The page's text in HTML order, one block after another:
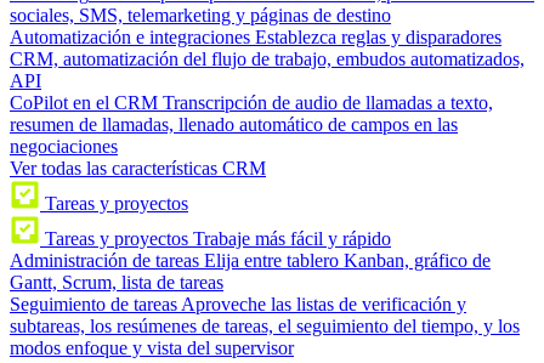
sociales, SMS, telemarketing y páginas de destino
Automatización e integraciones Establezca reglas y disparadores
CRM, automatización del flujo de trabajo, embudos automatizados,
API
CoPilot en el CRM Transcripción de audio de llamadas a texto,
resumen de llamadas, llenado automático de campos en las
negociaciones
Ver todas las características CRM
Tareas y proyectos
Tareas y proyectos Trabaje más fácil y rápido
Administración de tareas Elija entre tablero Kanban, gráfico de
Gantt, Scrum, lista de tareas
Seguimiento de tareas Aproveche las listas de verificación y
subtareas, los resúmenes de tareas, el seguimiento del tiempo, y los
modos enfoque y vista del supervisor